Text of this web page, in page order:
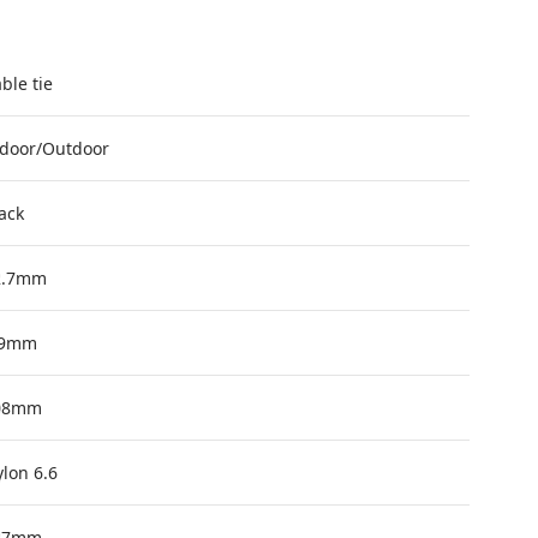
tie
Outdoor
6.6